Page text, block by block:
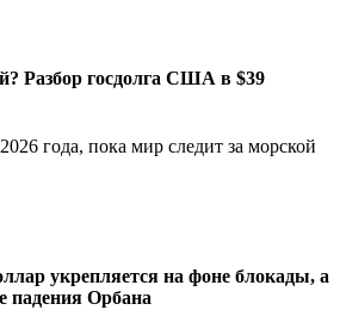
Разбор госдолга США в $39
года, пока мир следит за морской
укрепляется на фоне блокады, а
падения Орбана